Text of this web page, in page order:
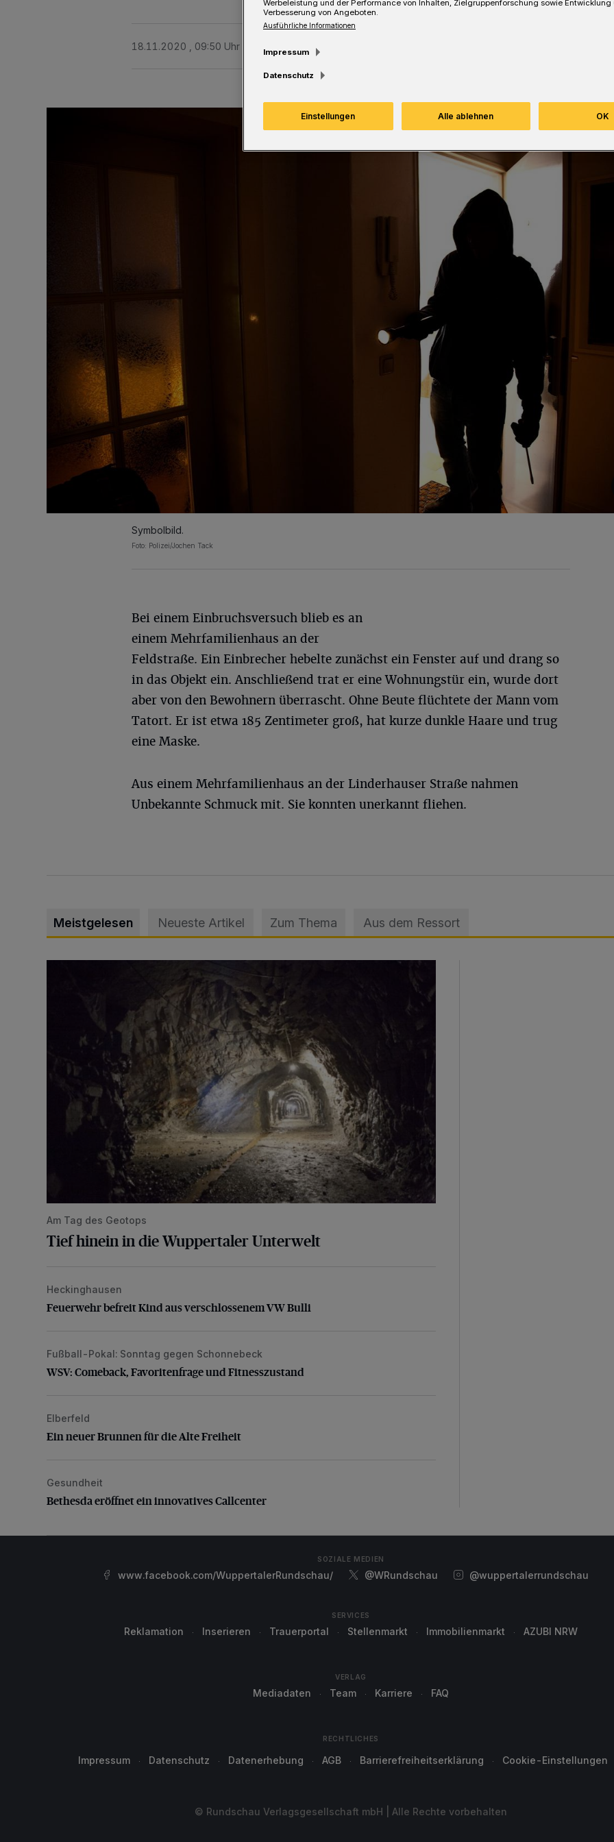
18.11.2020 , 09:50 Uhr Eine Minute Lesezeit
Symbolbild.
Foto: Polizei/Jochen Tack
Bei einem Einbruchsversuch blieb es an
einem Mehrfamilienhaus an der
Feldstraße. Ein Einbrecher hebelte zunächst ein Fenster auf und drang so
in das Objekt ein. Anschließend trat er eine Wohnungstür ein, wurde dort
aber von den Bewohnern überrascht. Ohne Beute flüchtete der Mann vom
Tatort. Er ist etwa 185 Zentimeter groß, hat kurze dunkle Haare und trug
eine Maske.
Aus einem Mehrfamilienhaus an der Linderhauser Straße nahmen
Unbekannte Schmuck mit. Sie konnten unerkannt fliehen.
Meistgelesen Neueste Artikel Zum Thema Aus dem Ressort
Am Tag des Geotops
Tief hinein in die Wuppertaler Unterwelt
Feuerwehr befreit Kind aus verschlossenem VW Bulli
Heckinghausen
Feuerwehr befreit Kind aus verschlossenem VW Bulli
WSV: Comeback, Favoritenfrage und Fitnesszustand
Fußball-Pokal: Sonntag gegen Schonnebeck
WSV: Comeback, Favoritenfrage und Fitnesszustand
Ein neuer Brunnen für die Alte Freiheit
Elberfeld
Ein neuer Brunnen für die Alte Freiheit
Bethesda eröffnet ein innovatives Callcenter
Gesundheit
Bethesda eröffnet ein innovatives Callcenter
SOZIALE MEDIEN
www.facebook.com/WuppertalerRundschau/ @WRundschau @wuppertalerrundschau
SERVICES
Reklamation Inserieren Trauerportal Stellenmarkt Immobilienmarkt AZUBI NRW
VERLAG
Mediadaten Team Karriere FAQ
RECHTLICHES
Impressum Datenschutz Datenerhebung AGB Barrierefreiheitserklärung Cookie-Einstellungen
© Rundschau Verlagsgesellschaft mbH | Alle Rechte vorbehalten
Werbeleistung und der Performance von Inhalten, Zielgruppenforschung sowie Entwicklung
Verbesserung von Angeboten.
Ausführliche Informationen
Impressum
Datenschutz
Einstellungen Alle ablehnen OK